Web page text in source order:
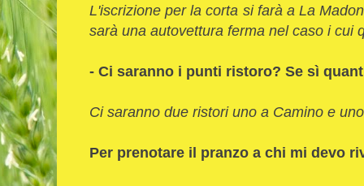
L'iscrizione per la corta si farà a La
sarà una autovettura ferma nel caso i cui
- Ci saranno i punti ristoro? Se sì
Ci saranno due ristori uno a Camino e
Per prenotare il pranzo a chi mi devo